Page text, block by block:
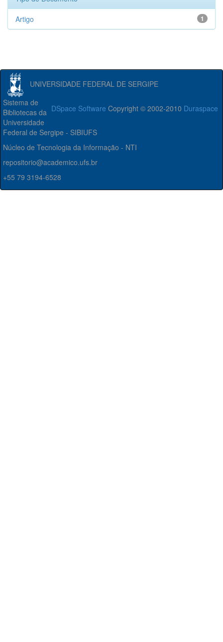
1
Artigo
UNIVERSIDADE FEDERAL DE SERGIPE
DSpace Software Copyright © 2002-2010 Duraspace
Sistema de
Bibliotecas da
Universidade
Federal de Sergipe - SIBIUFS
Núcleo de Tecnologia da Informação - NTI
repositorio@academico.ufs.br
+55 79 3194-6528